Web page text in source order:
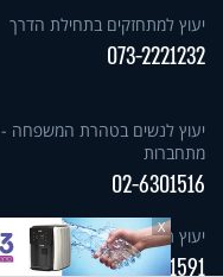
יעוץ למתחזקים בתחילת הדרך
073-2221232
יעוץ לנשים בטהרת המשפחה -
מתחברות
02-6301516
יעוץ תמיכה וסיוע לנשים בהריון
052-9551591
X